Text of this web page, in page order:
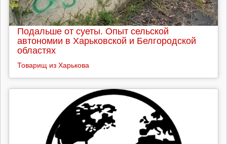
Подальше от суеты. Опыт сельской
автономии в Харьковской и Белгородской
областях
Товарищ из Харькова